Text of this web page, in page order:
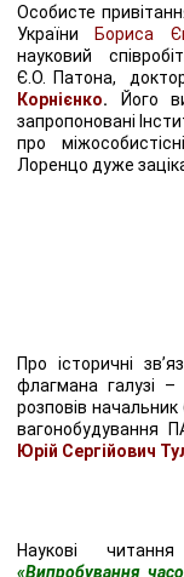
Особисте
України Бориса
науковий
Є.О. Патона,
Корнієнко.
Його
запропоновані
про
Лоренцо дуже
Про історичні
флагмана галузі –
розповів
вагонобудування
Юрій Сергійович
Наукові
«Випробування